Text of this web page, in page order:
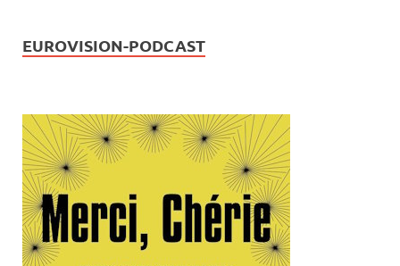
EUROVISION-PODCAST